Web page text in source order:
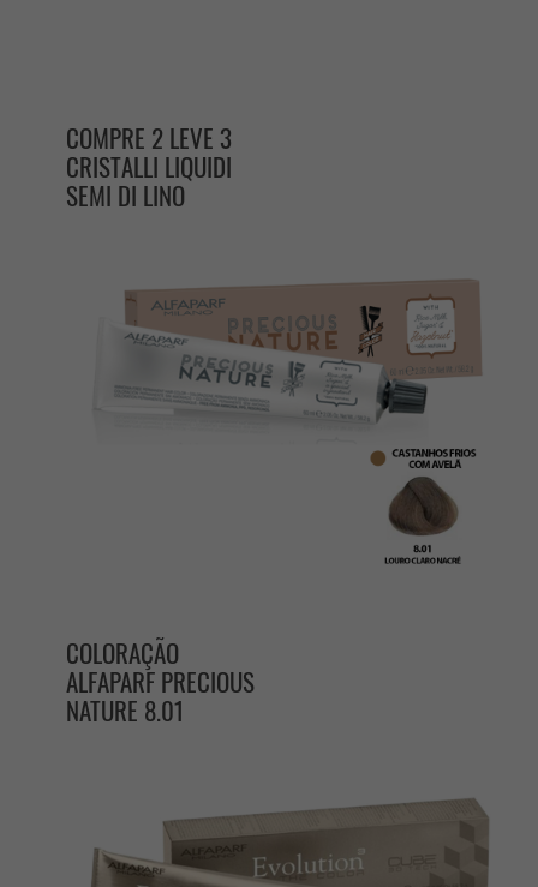
COMPRE 2 LEVE 3
CRISTALLI LIQUIDI
SEMI DI LINO
COLORAÇÃO
ALFAPARF PRECIOUS
NATURE 8.01